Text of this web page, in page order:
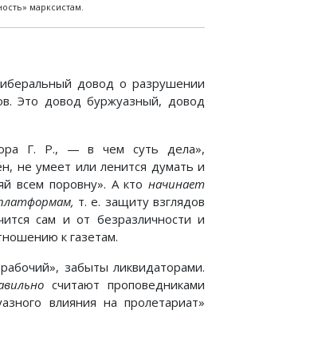
марксистам.
довод о разрушении
Это довод буржуазный, довод
Г. Р., — в чем суть дела»,
не умеет или ленится думать и
всем поровну». А кто начинает
т. е. защиту взглядов
сам и от безразличности и
к газетам.
забыты ликвидаторами.
считают проповедниками
влияния на пролетариат»